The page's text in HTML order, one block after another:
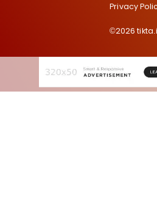
Privacy
©2026